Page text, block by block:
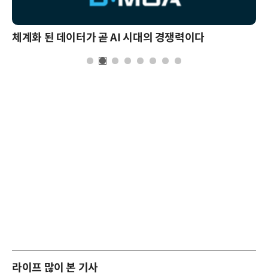
체계화 된 데이터가 곧 AI 시대의 경쟁력이다
라이프 많이 본 기사